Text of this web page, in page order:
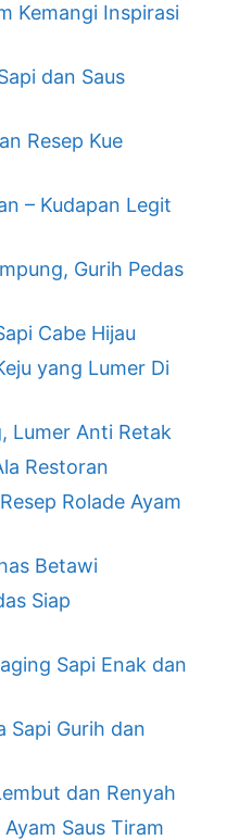
Kemangi Inspirasi
dan Saus
Resep Kue
– Kudapan Legit
Gurih Pedas
Cabe Hijau
yang Lumer Di
Lumer Anti Retak
Restoran
Rolade Ayam
Betawi
Siap
Sapi Enak dan
Sapi Gurih dan
dan Renyah
Saus Tiram